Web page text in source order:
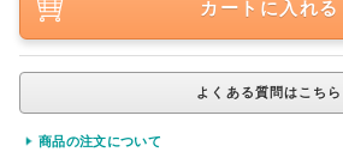
法人宛
カートに入れる
よくある質問はこちら
商品の注文について